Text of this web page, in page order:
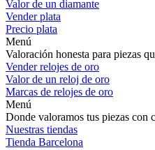
Valor de un diamante
Vender plata
Precio plata
Menú
Valoración honesta para piezas
Vender relojes de oro
Valor de un reloj de oro
Marcas de relojes de oro
Menú
Donde valoramos tus piezas con
Nuestras tiendas
Tienda Barcelona